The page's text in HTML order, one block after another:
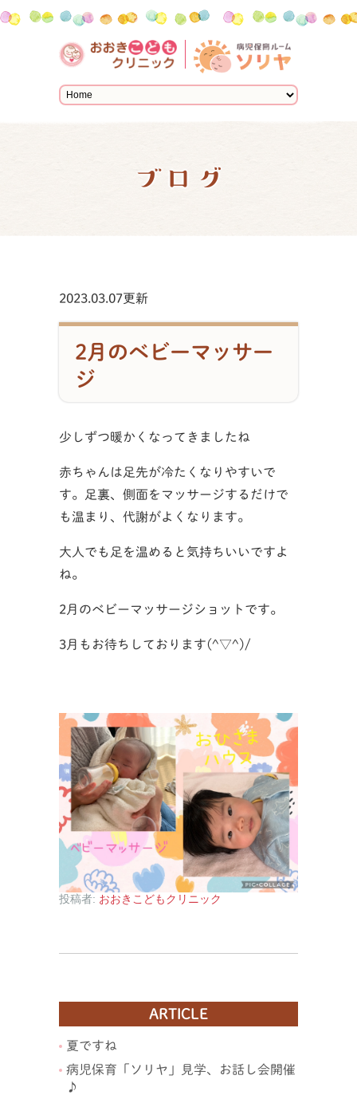
ブログ
2023.03.07更新
2月のベビーマッサー
ジ
少しずつ暖かくなってきましたね
赤ちゃんは足先が冷たくなりやすいで
す。足裏、側面をマッサージするだけで
も温まり、代謝がよくなります。
大人でも足を温めると気持ちいいですよ
ね。
2月のベビーマッサージショットです。
3月もお待ちしております(^▽^)/
投稿者: おおきこどもクリニック
ARTICLE
夏ですね
病児保育「ソリヤ」見学、お話し会開催
♪